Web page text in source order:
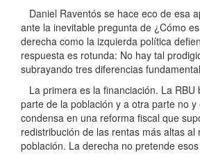
Daniel Raventós se hace eco de esa
ante la inevitable pregunta de ¿Cómo
derecha como la izquierda política
respuesta es rotunda: No hay tal
subrayando tres diferencias
La primera es la financiación. La RBU
parte de la población y a otra parte no
condensa en una reforma fiscal que
redistribución de las rentas más altas al
población. La derecha no pretende